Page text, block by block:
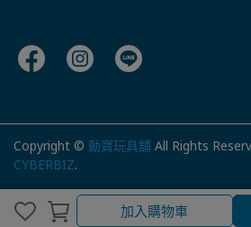
加入購物車
Copyright © 勳寶玩具舖 All Rights
CYBERBIZ.